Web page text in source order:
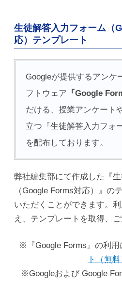
生徒解答入力フォーム（
応）テンプレート
Googleが提供するアンケ
フトウェア 『Google
だける、授業アンケート
立つ『生徒解答入力フォ
を配布しております。
弊社編集部にて作成した『
（Google Forms対応）』の
いただくことができます。
え、テンプレートを取得、ご
※『Google Forms』の利用
ト（無料
※Googleおよび Google